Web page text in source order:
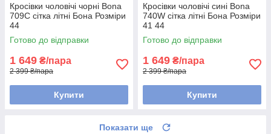
Кросівки чоловічі чорні Bona
709C сітка літні Бона Розміри
44
Готово до відправки
1 649 ₴/пара
2 399 ₴/пара
Купити
Кросівки чоловічі сині Bona
740W сітка літні Бона Розміри
41 44
Готово до відправки
1 649 ₴/пара
2 399 ₴/пара
Купити
Показати ще